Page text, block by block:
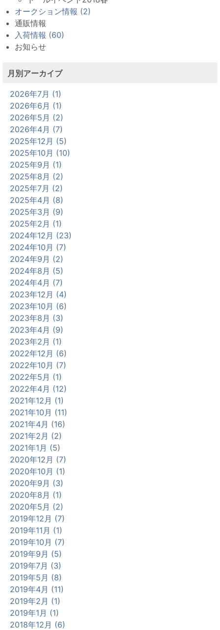
オークション情報 (2)
通販情報
入荷情報 (60)
お知らせ
月別アーカイブ
2026年7月 (1)
2026年6月 (1)
2026年5月 (2)
2026年4月 (7)
2025年12月 (5)
2025年10月 (10)
2025年9月 (1)
2025年8月 (2)
2025年7月 (2)
2025年4月 (8)
2025年3月 (9)
2025年2月 (1)
2024年12月 (23)
2024年10月 (7)
2024年9月 (2)
2024年8月 (5)
2024年4月 (7)
2023年12月 (4)
2023年10月 (6)
2023年8月 (3)
2023年4月 (9)
2023年2月 (1)
2022年12月 (6)
2022年10月 (7)
2022年5月 (1)
2022年4月 (12)
2021年12月 (1)
2021年10月 (11)
2021年4月 (16)
2021年2月 (2)
2021年1月 (5)
2020年12月 (7)
2020年10月 (1)
2020年9月 (3)
2020年8月 (1)
2020年5月 (2)
2019年12月 (7)
2019年11月 (1)
2019年10月 (7)
2019年9月 (5)
2019年7月 (3)
2019年5月 (8)
2019年4月 (11)
2019年2月 (1)
2019年1月 (1)
2018年12月 (6)